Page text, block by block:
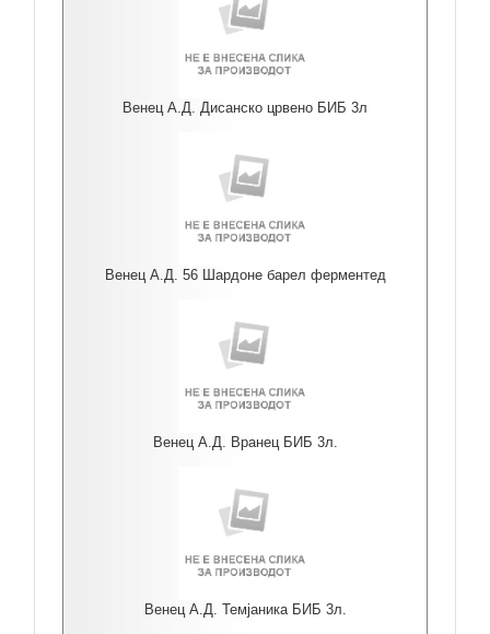
Венец А.Д. Дисанско црвено БИБ 3л
Венец А.Д. 56 Шардоне барел ферментед
Венец А.Д. Вранец БИБ 3л.
Венец А.Д. Темјаника БИБ 3л.